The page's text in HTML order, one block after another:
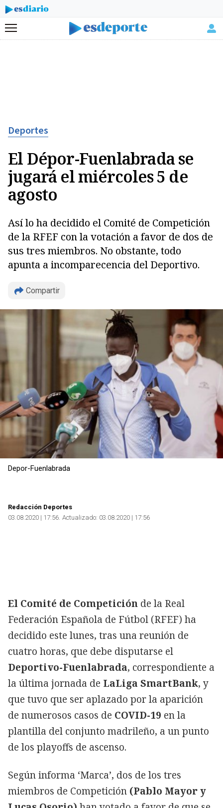
Menú
Deportes
El Dépor-Fuenlabrada se
jugará el miércoles 5 de
agosto
Así lo ha decidido el Comité de Competición
de la RFEF con la votación a favor de dos de
sus tres miembros. No obstante, todo
apunta a incomparecencia del Deportivo.
Compartir
Copiar
Depor-Fuenlabrada
Redacción Deportes
03.08.2020 | 17:56 Actualizado: 03.08.2020 | 17:56
El Comité de Competición de la Real
Federación Española de Fútbol (RFEF) ha
decidido este lunes, tras una reunión de
cuatro horas, que debe disputarse el
Deportivo-Fuenlabrada, correspondiente a
la última jornada de LaLiga SmartBank, y
que tuvo que ser aplazado por la aparición
de numerosos casos de COVID-19 en la
plantilla del conjunto madrileño, a un punto
de los playoffs de ascenso.
Según informa ‘Marca’, dos de los tres
miembros de Competición (Pablo Mayor y